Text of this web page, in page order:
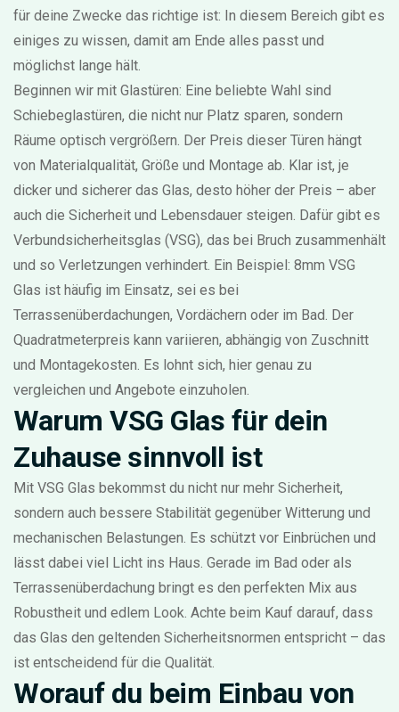
für deine Zwecke das richtige ist: In diesem Bereich gibt es
einiges zu wissen, damit am Ende alles passt und
möglichst lange hält.
Beginnen wir mit Glastüren: Eine beliebte Wahl sind
Schiebeglastüren, die nicht nur Platz sparen, sondern
Räume optisch vergrößern. Der Preis dieser Türen hängt
von Materialqualität, Größe und Montage ab. Klar ist, je
dicker und sicherer das Glas, desto höher der Preis – aber
auch die Sicherheit und Lebensdauer steigen. Dafür gibt es
Verbundsicherheitsglas (VSG), das bei Bruch zusammenhält
und so Verletzungen verhindert. Ein Beispiel: 8mm VSG
Glas ist häufig im Einsatz, sei es bei
Terrassenüberdachungen, Vordächern oder im Bad. Der
Quadratmeterpreis kann variieren, abhängig von Zuschnitt
und Montagekosten. Es lohnt sich, hier genau zu
vergleichen und Angebote einzuholen.
Warum VSG Glas für dein
Zuhause sinnvoll ist
Mit VSG Glas bekommst du nicht nur mehr Sicherheit,
sondern auch bessere Stabilität gegenüber Witterung und
mechanischen Belastungen. Es schützt vor Einbrüchen und
lässt dabei viel Licht ins Haus. Gerade im Bad oder als
Terrassenüberdachung bringt es den perfekten Mix aus
Robustheit und edlem Look. Achte beim Kauf darauf, dass
das Glas den geltenden Sicherheitsnormen entspricht – das
ist entscheidend für die Qualität.
Worauf du beim Einbau von